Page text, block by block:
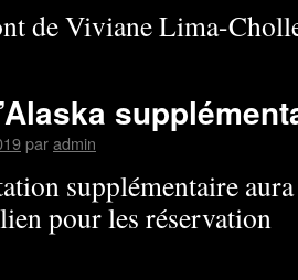
de Viviane Lima-
paradmin
supplémentaire
pour les réservation